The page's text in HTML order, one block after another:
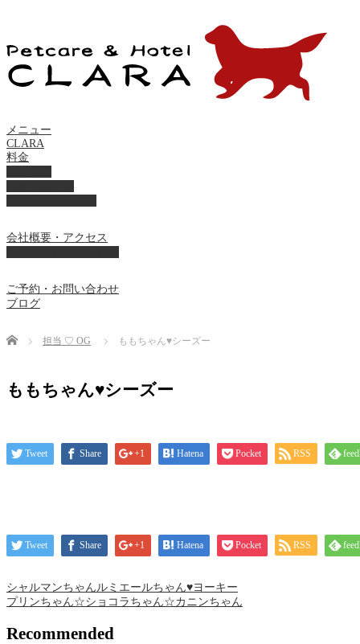
メニュー
CLARA
料金
会社概要・アクセス
ご予約・お問い合わせ
ブログ
Home 担当 ♡ OG ももちゃん♥シーズー
ももちゃん♥シーズー
Tweet Share +1 Hatena Pocket RSS
Tweet Share +1 Hatena Pocket RSS
シャルマンちゃんルミエールちゃん♥ヨーキー
プリンちゃん☆ショコラちゃん☆カニンちゃん
Recommended